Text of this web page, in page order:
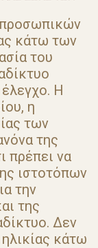
προσωπικών
κάτω των
του
έλεγχο. Η
η
των
της
πρέπει να
ιστοτόπων
την
της
Δεν
κάτω